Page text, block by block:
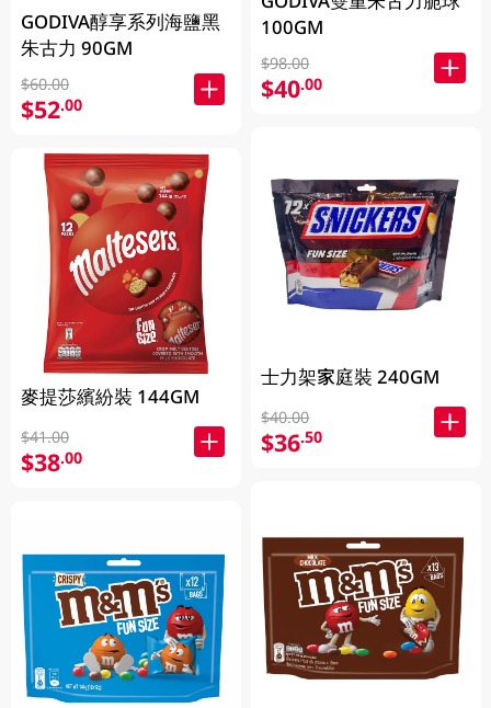
GODIVA醇享系列海鹽黑
朱古力 90GM
$60.00
$52.00
麥提莎繽紛裝 144GM
$41.00
$38.00
100GM
$98.00
$40.00
士力架家庭裝 240GM
$40.00
$36.50